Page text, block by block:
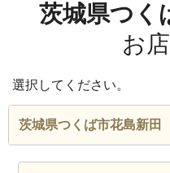
茨城県つく
お
選択してください。
茨城県つくば市花島新田